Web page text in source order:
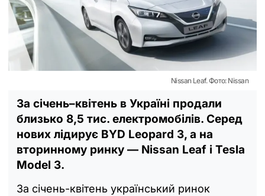
Nissan Leaf. Фото: Nissan
За січень–квітень в Україні продали
близько 8,5 тис. електромобілів. Серед
нових лідирує BYD Leopard 3, а на
вторинному ринку — Nissan Leaf і Tesla
Model 3.
За січень-квітень український ринок